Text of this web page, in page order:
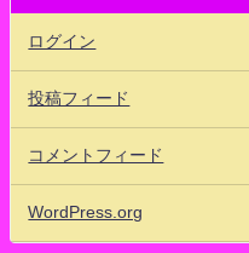
ログイン
投稿フィード
コメントフィード
WordPress.org